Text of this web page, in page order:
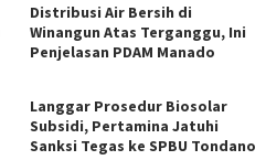
Distribusi Air Bersih di
Winangun Atas Terganggu, Ini
Penjelasan PDAM Manado
Langgar Prosedur Biosolar
Subsidi, Pertamina Jatuhi
Sanksi Tegas ke SPBU Tondano